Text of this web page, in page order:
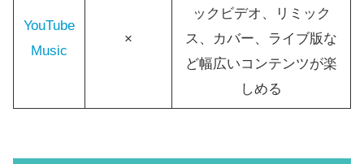
YouTube
Music
×
ックビデオ、リミック
ス、カバー、ライブ版な
ど幅広いコンテンツが楽
しめる